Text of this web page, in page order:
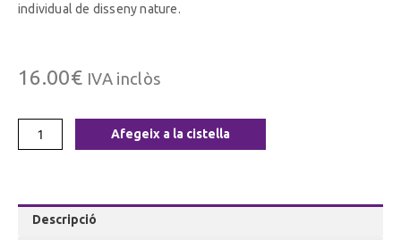
individual de disseny nature.
16.00€ IVA inclòs
Afegeix a la cistella
Descripció